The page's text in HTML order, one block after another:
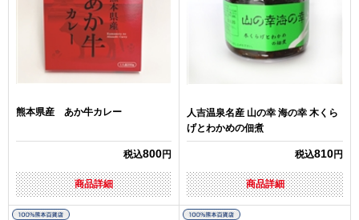
熊本県産 あか牛カレー
税込800円
商品詳細
人吉温泉名産 山の幸 海の幸 木くら
げとわかめの佃煮
税込810円
商品詳細